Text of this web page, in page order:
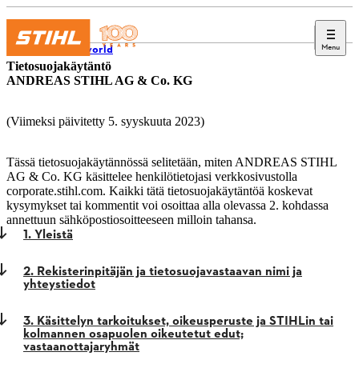
Menu
STIHL world
Tietosuojakäytäntö
ANDREAS STIHL AG & Co. KG
(Viimeksi päivitetty 5. syyskuuta 2023)
Tässä tietosuojakäytännössä selitetään, miten ANDREAS STIHL
AG & Co. KG käsittelee henkilötietojasi verkkosivustolla
corporate.stihl.com. Kaikki tätä tietosuojakäytäntöä koskevat
kysymykset tai kommentit voi osoittaa alla olevassa 2. kohdassa
annettuun sähköpostiosoitteeseen milloin tahansa.
1. Yleistä
2. Rekisterinpitäjän ja tietosuojavastaavan nimi ja
yhteystiedot
3. Käsittelyn tarkoitukset, oikeusperuste ja STIHLin tai
kolmannen osapuolen oikeutetut edut;
vastaanottajaryhmät